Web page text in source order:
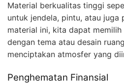
Material berkualitas tinggi
untuk jendela, pintu, atau juga
material ini, kita dapat
dengan tema atau desain
menciptakan atmosfer yang
Penghematan Finansial